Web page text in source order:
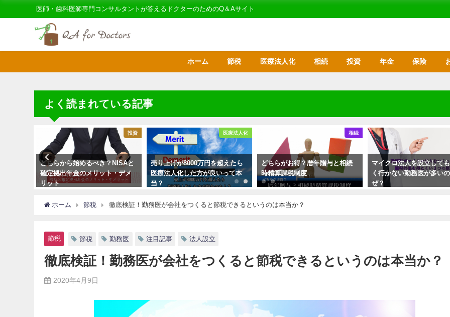
医師・歯科医師専門コンサルタントが答えるドクターのためのQ＆Aサイト
ホーム 節税 医療法人化 相続 投資 年金 保険
よく読まれている記事
投資
どちらから始めるべき？NISAと
確定拠出年金のメリット・デメ
リット
医療法人化
売り上げが8000万円を超えたら
医療法人化した方が良いって本
当？
相続
どちらがお得？暦年贈与と相続
時精算課税制度
マイクロ法人を設立しても
く行かない勤務医が多い
ぜ？
ホーム 節税 徹底検証！勤務医が会社をつくると節税できるというのは本当か？
節税 節税 勤務医 注目記事 法人設立
徹底検証！勤務医が会社をつくると節税できるというのは本当か？
2020年4月9日